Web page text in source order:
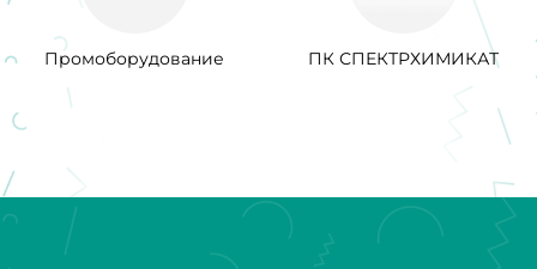
Промоборудование ПК СПЕКТРХИМИКАТ